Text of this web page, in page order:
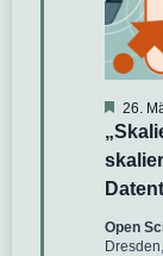
26.
Open